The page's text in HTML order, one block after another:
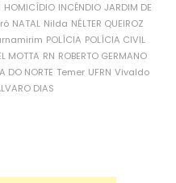
HOMICÍDIO INCÊNDIO JARDIM DE
NATAL Nilda NÉLTER QUEIROZ
POLÍCIA POLÍCIA CIVIL
MOTTA RN ROBERTO GERMANO
DO NORTE Temer UFRN Vivaldo
DIAS